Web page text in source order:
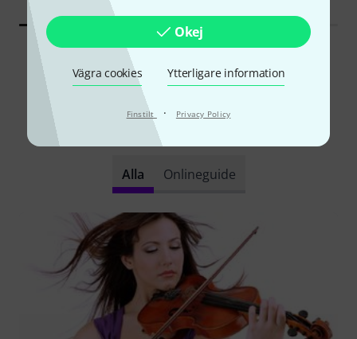
Okej
Vägra cookies Ytterligare information
Finstilt · Privacy Policy
Visste du?
Alla Onlineguide